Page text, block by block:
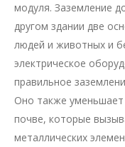
модуля. Заземление
другом здании две
людей и животных и
электрическое
правильное
Оно также
почве, которые
металлических